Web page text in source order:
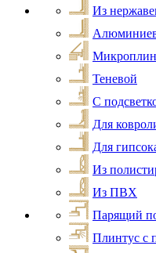
Из
Теневой
С
Для
Для
Из
Из ПВХ
Парящий
Плинтус с